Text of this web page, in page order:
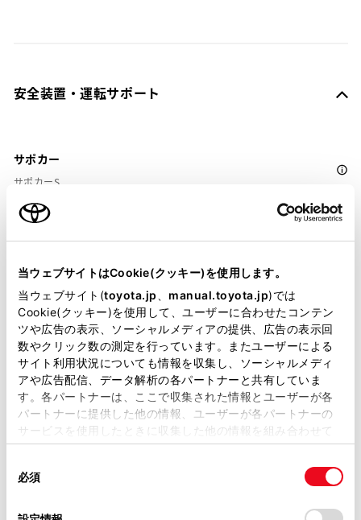
当ウェブサイトはCookie(クッキー)を使用します。
当ウェブサイト(toyota.jp manual.toyota.jp)では
Cookie(クッキー)を使用して、ユーザーに合わせたコンテン
ツや広告の表示、ソーシャルメディアの提供、広告の表示回
数やクリック数の測定を行っています。またユーザーによる
サイト利用状況についても情報を収集し、ソーシャルメディ
アや広告配信、データ解析の各パートナーと共有していま
す。各パートナーは、ここで収集された情報とユーザーが各
パートナーに提供した他の情報、ユーザーが各パートナーの
サービスを使用したときに収集した他の情報を組み合わせて
使用することがあります。当ウェブサイトの使用を続行する
デバイスにすべてのCookie(クッキー)が保存されることに同
必須
安全装置・運転サポート
サポカー
サポカーS
衝突被害軽減ブレーキ
（対車両・歩行者）
車線逸脱警報
クルーズコントロール
先進ライト